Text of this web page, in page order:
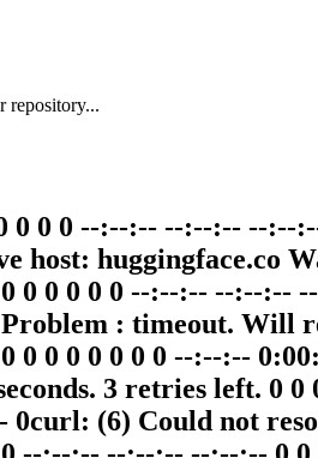
repository...
0 0 0 --:--:-- --:--:-- --:--
host: huggingface.co
0 0 0 0 0 --:--:-- --:--:--
: timeout. Will
0 0 0 0 0 0 0 --:--:--
3 retries left. 0
0curl: (6) Could not